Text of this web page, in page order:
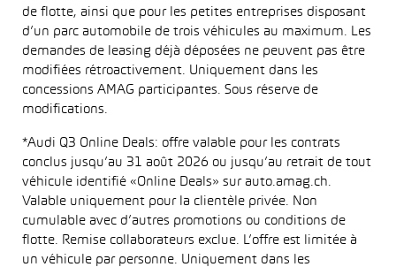
de flotte, ainsi que pour les petites entreprises disposant
d’un parc automobile de trois véhicules au maximum. Les
demandes de leasing déjà déposées ne peuvent pas être
modifiées rétroactivement. Uniquement dans les
concessions AMAG participantes. Sous réserve de
modifications.
*Audi Q3 Online Deals: offre valable pour les contrats
conclus jusqu’au 31 août 2026 ou jusqu’au retrait de tout
véhicule identifié «Online Deals» sur auto.amag.ch.
Valable uniquement pour la clientèle privée. Non
cumulable avec d’autres promotions ou conditions de
flotte. Remise collaborateurs exclue. L’offre est limitée à
un véhicule par personne. Uniquement dans les